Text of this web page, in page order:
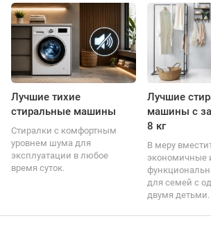
Лучшие тихие
стиральные машины
Стиралки с комфортным
уровнем шума для
эксплуатации в любое
время суток.
Лучшие
машины с
8 кг
В меру
экономичные
для семей с
двумя детьми.